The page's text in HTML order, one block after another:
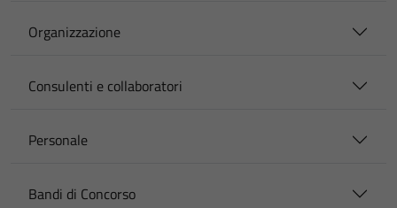
Organizzazione
Consulenti e collaboratori
Personale
Bandi di Concorso